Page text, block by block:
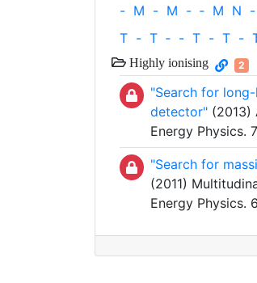
- M - M - ‐ M N -
T - T ‐ - T - T -
Highly ionising 2
"Search for
detector" (2013)
Energy Physics.
"Search for
(2011)
Energy Physics.